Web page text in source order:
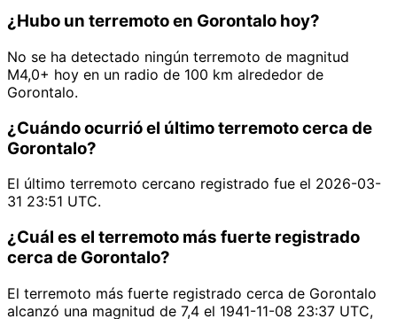
¿Hubo un terremoto en Gorontalo hoy?
No se ha detectado ningún terremoto de magnitud
M4,0+ hoy en un radio de 100 km alrededor de
Gorontalo.
¿Cuándo ocurrió el último terremoto cerca de
Gorontalo?
El último terremoto cercano registrado fue el 2026-03-
31 23:51 UTC.
¿Cuál es el terremoto más fuerte registrado
cerca de Gorontalo?
El terremoto más fuerte registrado cerca de Gorontalo
alcanzó una magnitud de 7,4 el 1941-11-08 23:37 UTC,